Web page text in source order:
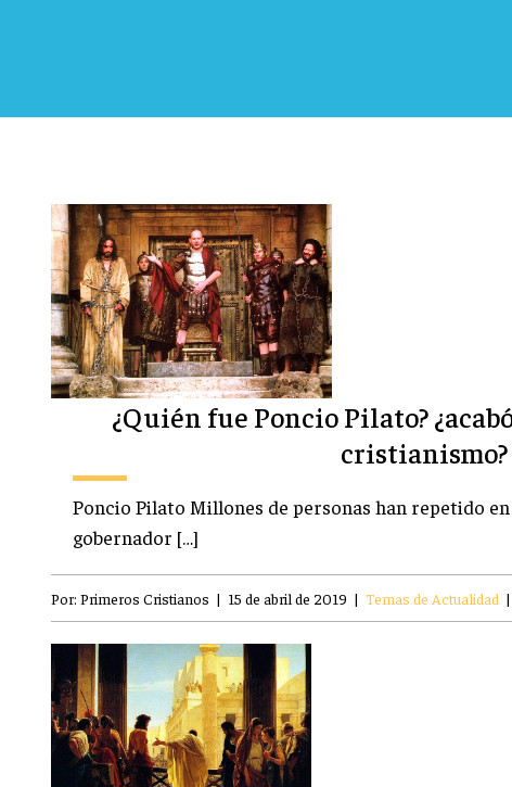
¿Quién fue Poncio Pilato?
cristianismo?
Poncio Pilato Millones de personas han repetido
gobernador […]
Por: Primeros Cristianos | 15 de abril de 2019 | Temas de Actualidad |